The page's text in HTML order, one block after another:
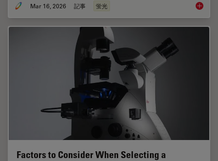
Mar 16, 2026 記事 蛍光
Factors to Consider When Selecting a